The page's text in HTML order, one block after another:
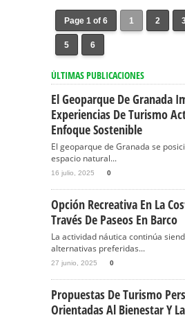
Page 1 of 6 1 2
5 6
ÚLTIMAS PUBLICACIONES
El Geoparque De Granada
Experiencias De Turismo
Enfoque Sostenible
El geoparque de Granada se
espacio natural...
16 julio, 2025 0
Opción Recreativa En La
Través De Paseos En Barco
La actividad náutica continúa
alternativas preferidas...
27 junio, 2025 0
Propuestas De Turismo
Orientadas Al Bienestar Y